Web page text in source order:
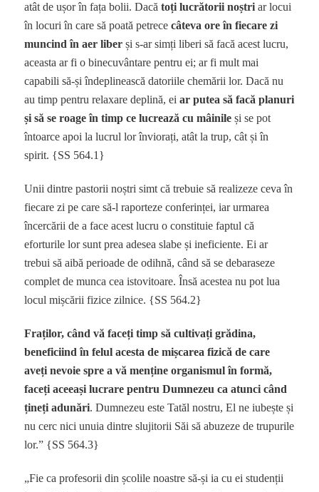
atât de ușor în fața bolii. Dacătoți lucrătorii noștri ar locui
în locuri în care să poată petrececâteva ore în fiecare zi
muncind în aer liber și s-ar simți liberi să facă acest lucru,
aceasta ar fi o binecuvântare pentru ei; ar fi mult mai
capabili să-și îndeplinească datoriile chemării lor. Dacă nu
au timp pentru relaxare deplină, eiar putea să facă planuri
și să se roage în timp ce lucrează cu mâinile și se pot
întoarce apoi la lucrul lor înviorați, atât la trup, cât și în
spirit. {SS 564.1}
Unii dintre pastorii noștri simt că trebuie să realizeze ceva în
fiecare zi pe care să-l raporteze conferinței, iar urmarea
încercării de a face acest lucru o constituie faptul că
eforturile lor sunt prea adesea slabe și ineficiente. Ei ar
trebui să aibă perioade de odihnă, când să se debaraseze
complet de munca cea istovitoare. Însă acestea nu pot lua
locul mișcării fizice zilnice. {SS 564.2}
Fraților, când vă faceți timp să cultivați grădina,
beneficiind în felul acesta de mișcarea fizică de care
aveți nevoie spre a vă menține organismul în formă,
faceți aceeași lucrare pentru Dumnezeu ca atunci când
țineți adunări. Dumnezeu este Tatăl nostru, El ne iubește și
nu cerc nici unuia dintre slujitorii Săi să abuzeze de trupurile
lor.” {SS 564.3}
„Fie ca profesorii din școlile noastre să-și ia cu ei studenții